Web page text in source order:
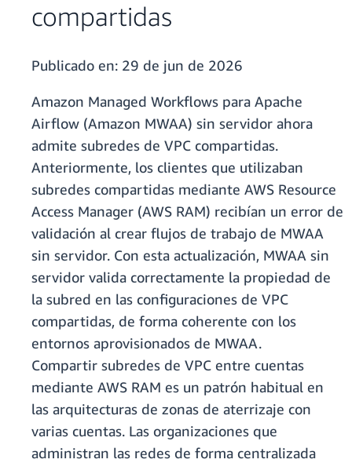
compartidas
Publicado en: 29 de jun de 2026
Amazon Managed Workflows para Apache
Airflow (Amazon MWAA) sin servidor ahora
admite subredes de VPC compartidas.
Anteriormente, los clientes que utilizaban
subredes compartidas mediante AWS Resource
Access Manager (AWS RAM) recibían un error de
validación al crear flujos de trabajo de MWAA
sin servidor. Con esta actualización, MWAA sin
servidor valida correctamente la propiedad de
la subred en las configuraciones de VPC
compartidas, de forma coherente con los
entornos aprovisionados de MWAA.
Compartir subredes de VPC entre cuentas
mediante AWS RAM es un patrón habitual en
las arquitecturas de zonas de aterrizaje con
varias cuentas. Las organizaciones que
administran las redes de forma centralizada